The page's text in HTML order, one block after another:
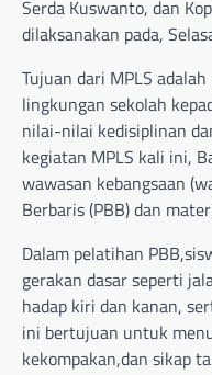
Serda Kuswanto, dan
dilaksanakan pada,
Tujuan dari MPLS
lingkungan sekolah
nilai-nilai kedisiplinan
kegiatan MPLS kali ini,
wawasan kebangsaan
Berbaris (PBB) dan
Dalam pelatihan
gerakan dasar seperti
hadap kiri dan kanan,
ini bertujuan untuk
kekompakan,dan sikap